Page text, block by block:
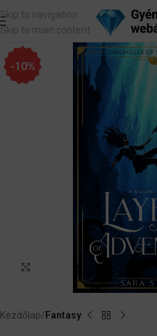
Skip to navigation
Skip to main content
-10%
Nagyítás
Kezdőlap Fantasy